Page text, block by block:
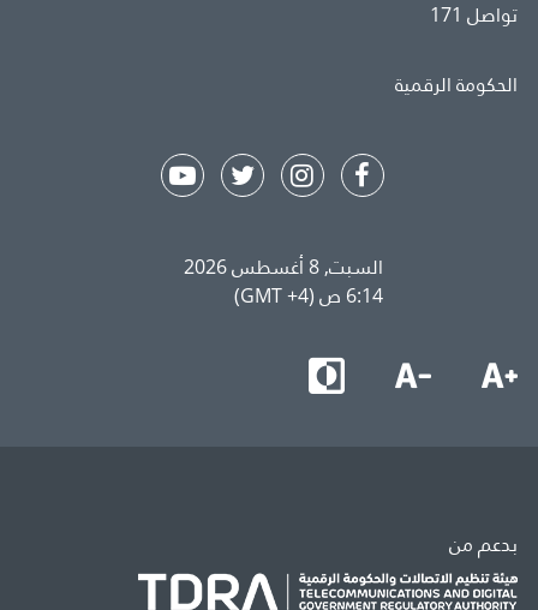
تواصل 171
الحكومة الرقمية
السبت, 8 أغسطس 2026
6:14 ص (GMT +4)
بدعم من